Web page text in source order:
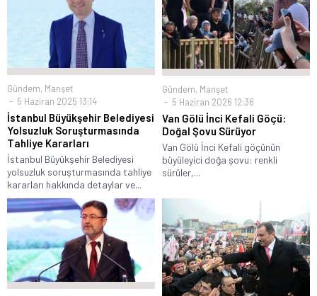
Gündem, Manşet
5 Haziran 2025 13:14
İstanbul Büyükşehir Belediyesi
Yolsuzluk Soruşturmasında
Tahliye Kararları
İstanbul Büyükşehir Belediyesi
yolsuzluk soruşturmasında tahliye
kararları hakkında detaylar ve...
Gündem, Manşet
5 Haziran 2026 12:36
Van Gölü İnci Kefali Göçü:
Doğal Şovu Sürüyor
Van Gölü İnci Kefali göçünün
büyüleyici doğa şovu: renkli
sürüler,...